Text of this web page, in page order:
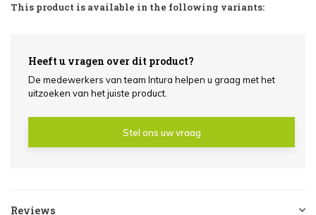
This product is available in the following variants:
Heeft u vragen over dit product?
De medewerkers van team Intura helpen u graag met het
uitzoeken van het juiste product.
Stel ons uw vraag
Reviews